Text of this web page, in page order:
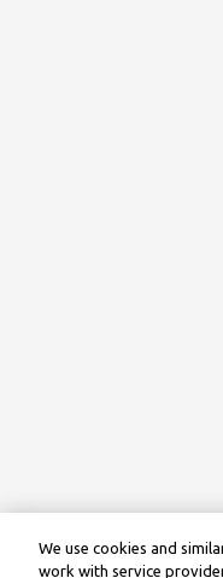
We use cookies and
work with service